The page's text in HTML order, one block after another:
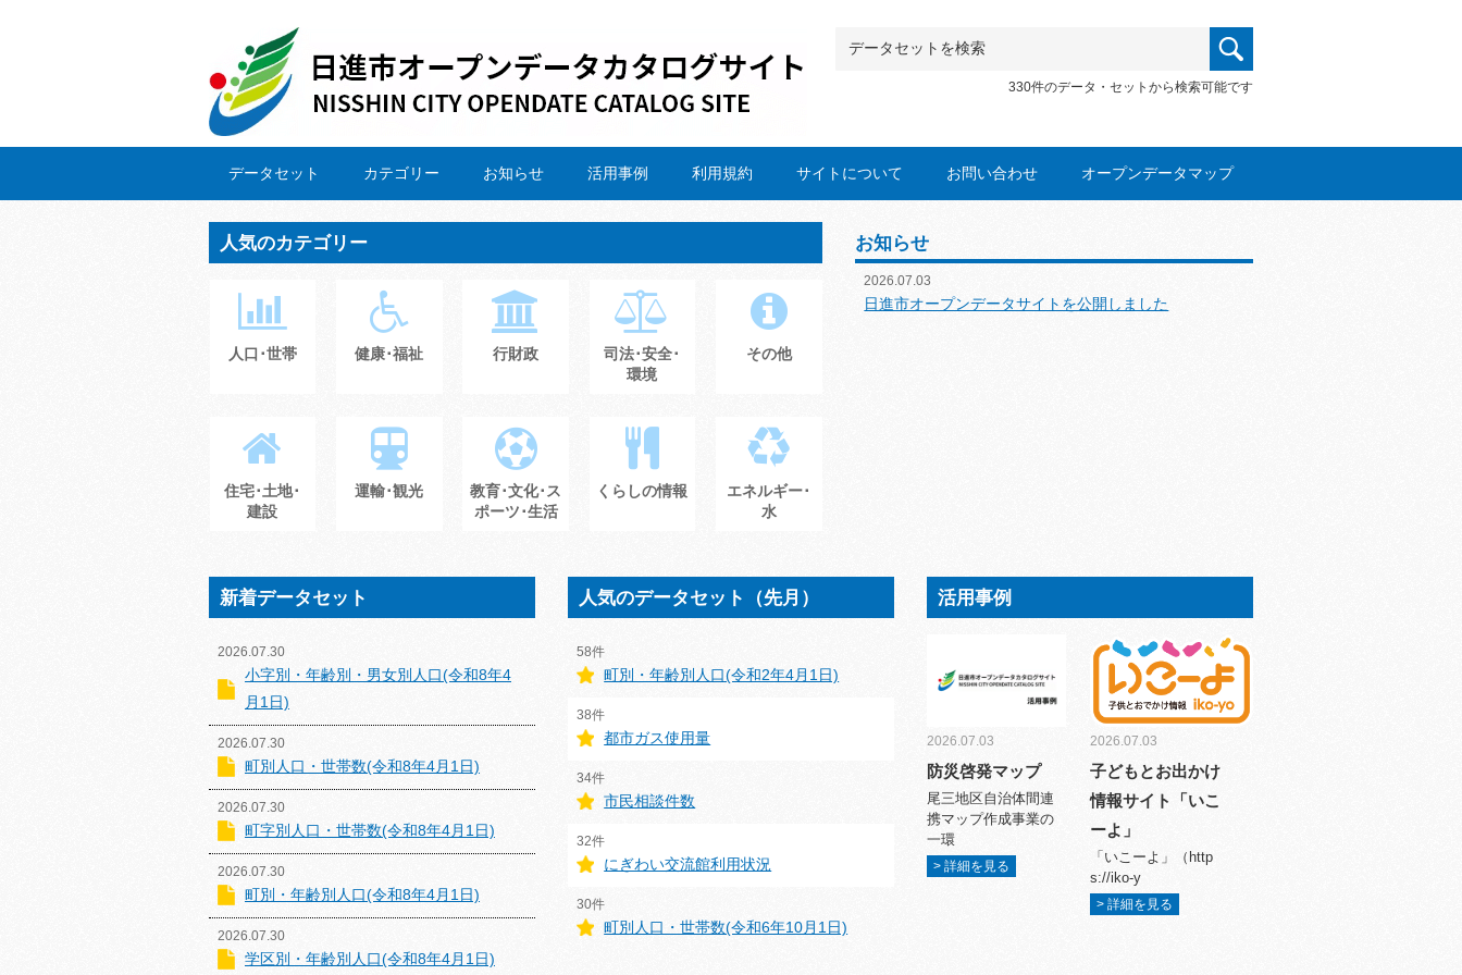
330件のデータ・セットから検索可能です
データセット カテゴリー お知らせ 活用事例 利用規約 サイトについて お問い合わせ オープンデータマップ
人気のカテゴリー
人口･世帯 健康･福祉 行財政
司法･安全･
環境
その他
住宅･土地･
建設
運輸･観光
教育･文化･ス
ポーツ･生活
くらしの情報
エネルギー･
水
お知らせ
2026.07.03
日進市オープンデータサイトを公開しました
新着データセット
2026.07.30
小字別・年齢別・男女別人口(令和8年4
月1日)
2026.07.30
町別人口・世帯数(令和8年4月1日)
2026.07.30
町字別人口・世帯数(令和8年4月1日)
2026.07.30
町別・年齢別人口(令和8年4月1日)
2026.07.30
学区別・年齢別人口(令和8年4月1日)
人気のデータセット（先月）
58件
町別・年齢別人口(令和2年4月1日)
38件
都市ガス使用量
34件
市民相談件数
32件
にぎわい交流館利用状況
30件
町別人口・世帯数(令和6年10月1日)
活用事例
2026.07.03
防災啓発マップ
尾三地区自治体間連
携マップ作成事業の
一環
> 詳細を見る
2026.07.03
子どもとお出かけ
情報サイト「いこ
ーよ」
「いこーよ」（http
s://iko-y
> 詳細を見る